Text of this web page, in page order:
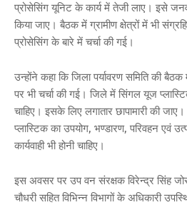
प्रोसेसिंग यूनिट के कार्य में तेजी लाए। इसे
किया जाए। बैठक में ग्रामीण क्षेत्रों में भी
प्रोसेसिंग के बारे में चर्चा की गई।
उन्होंने कहा कि जिला पर्यावरण समिति की
पर भी चर्चा की गई। जिले में सिंगल यूज
चाहिए। इसके लिए लगातार छापामारी की
प्लास्टिक का उपयोग, भण्डारण, परिवहन एवं
कार्यवाही भी होनी चाहिए।
इस अवसर पर उप वन संरक्षक विरेन्द्र सिंह
चौधरी सहित विभिन्न विभागों के अधिकारी